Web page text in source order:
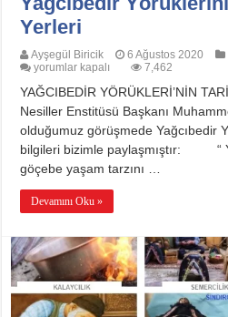
Yerleri
Ayşegül Biricik 6 Ağustos 2020
Yağcıbedir
Yerleşim
Yerleri
için
yorumlar kapalı 7,462
YAĞCIBEDİR
Nesiller Enstitüsü Başkanı
olduğumuz görüşmede Yağcıbedir
bilgileri bizimle paylaşmıştır: “
göçebe yaşam tarzını …
Devamını Oku »